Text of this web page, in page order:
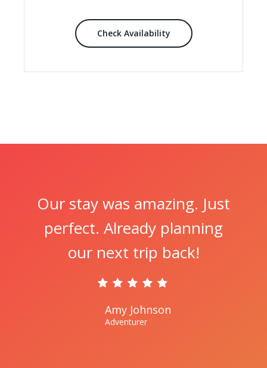
Check Availability
Our stay was amazing. Just
perfect. Already planning
our next trip back!
Amy Johnson
Adventurer